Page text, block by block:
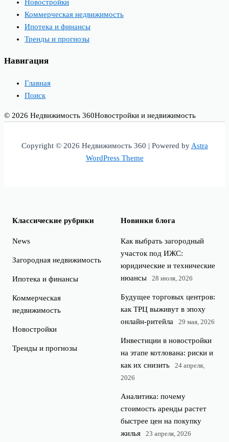
Новостройки
Коммерческая недвижимость
Ипотека и финансы
Тренды и прогнозы
Навигация
Главная
Поиск
© 2026 Недвижимость 360Новостройки и недвижимость
Copyright © 2026 Недвижимость 360 | Powered byAstra
WordPress Theme
Классические рубрики
News
Загородная недвижимость
Ипотека и финансы
Коммерческая
недвижимость
Новостройки
Тренды и прогнозы
Новинки блога
Как выбрать загородный
участок под ИЖС:
юридические и технические
нюансы
28 июля, 2026
Будущее торговых центров:
как ТРЦ выживут в эпоху
онлайн-ритейла
29 мая, 2026
Инвестиции в новостройки
на этапе котлована: риски и
как их снизить
24 апреля,
2026
Аналитика: почему
стоимость аренды растет
быстрее цен на покупку
жилья
23 апреля, 2026